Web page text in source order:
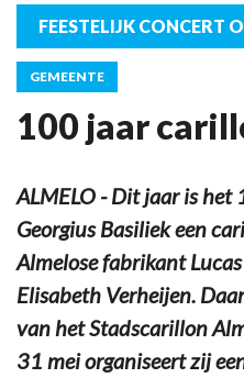
FEESTELIJK CONCERT
GEMEENTE
100 jaar
ALMELO - Dit jaar is het
Georgius Basiliek een
Almelose fabrikant
Elisabeth Verheijen.
van het Stadscarillon
31 mei organiseert zij